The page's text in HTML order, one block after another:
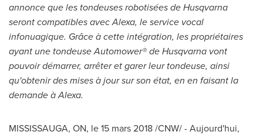
annonce que les tondeuses robotisées de Husqvarna
seront compatibles avec Alexa, le service vocal
infonuagique. Grâce à cette intégration, les propriétaires
ayant une tondeuse Automower® de Husqvarna vont
pouvoir démarrer, arrêter et garer leur tondeuse, ainsi
qu'obtenir des mises à jour sur son état, en en faisant la
demande à Alexa.
MISSISSAUGA, ON, le 15 mars 2018 /CNW/ - Aujourd'hui,